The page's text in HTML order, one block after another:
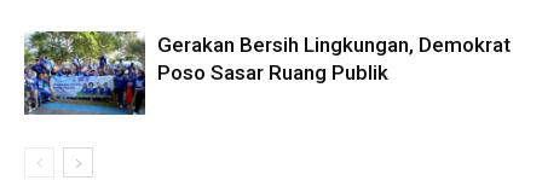
Gerakan Bersih Lingkungan, Demokrat
Poso Sasar Ruang Publik